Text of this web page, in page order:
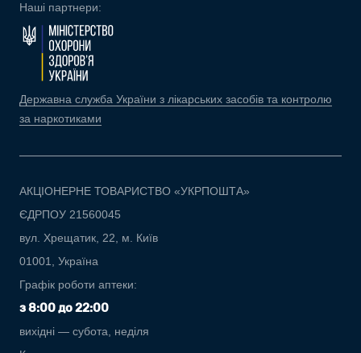
Наші партнери:
Державна служба України з лікарських засобів та контролю
за наркотиками
АКЦІОНЕРНЕ ТОВАРИСТВО «УКРПОШТА»
ЄДРПОУ 21560045
вул. Хрещатик, 22, м. Київ
01001, Україна
Графік роботи аптеки:
з 8:00 до 22:00
вихідні — субота, неділя